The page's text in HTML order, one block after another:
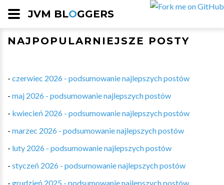
JVM BLOGGERS
NAJPOPULARNIEJSZE POSTY
- czerwiec 2026 - podsumowanie najlepszych postów
- maj 2026 - podsumowanie najlepszych postów
- kwiecień 2026 - podsumowanie najlepszych postów
- marzec 2026 - podsumowanie najlepszych postów
- luty 2026 - podsumowanie najlepszych postów
- styczeń 2026 - podsumowanie najlepszych postów
- grudzień 2025 - podsumowanie najlepszych postów